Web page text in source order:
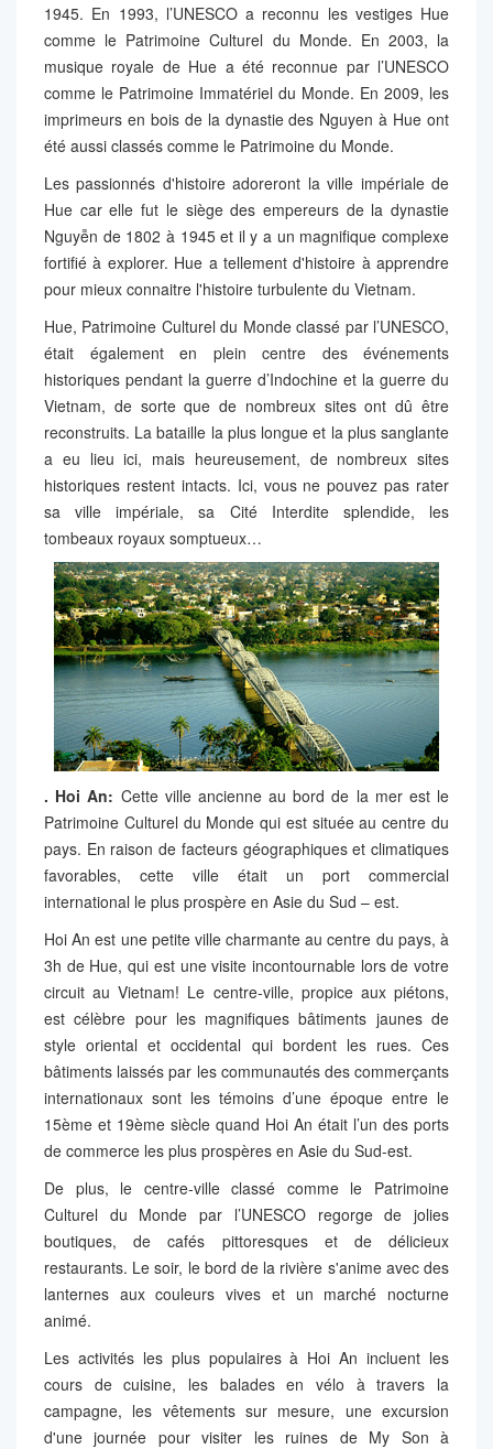
1945. En 1993, l’UNESCO a reconnu les vestiges Hue
comme le Patrimoine Culturel du Monde. En 2003, la
musique royale de Hue a été reconnue par l’UNESCO
comme le Patrimoine Immatériel du Monde. En 2009, les
imprimeurs en bois de la dynastie des Nguyen à Hue ont
été aussi classés comme le Patrimoine du Monde.
Les passionnés d'histoire adoreront la ville impériale de
Hue car elle fut le siège des empereurs de la dynastie
Nguyễn de 1802 à 1945 et il y a un magnifique complexe
fortifié à explorer. Hue a tellement d'histoire à apprendre
pour mieux connaitre l'histoire turbulente du Vietnam.
Hue, Patrimoine Culturel du Monde classé par l’UNESCO,
était également en plein centre des événements
historiques pendant la guerre d’Indochine et la guerre du
Vietnam, de sorte que de nombreux sites ont dû être
reconstruits. La bataille la plus longue et la plus sanglante
a eu lieu ici, mais heureusement, de nombreux sites
historiques restent intacts. Ici, vous ne pouvez pas rater
sa ville impériale, sa Cité Interdite splendide, les
tombeaux royaux somptueux…
. Hoi An: Cette ville ancienne au bord de la mer est le
Patrimoine Culturel du Monde qui est située au centre du
pays. En raison de facteurs géographiques et climatiques
favorables, cette ville était un port commercial
international le plus prospère en Asie du Sud – est.
Hoi An est une petite ville charmante au centre du pays, à
3h de Hue, qui est une visite incontournable lors de votre
circuit au Vietnam! Le centre-ville, propice aux piétons,
est célèbre pour les magnifiques bâtiments jaunes de
style oriental et occidental qui bordent les rues. Ces
bâtiments laissés par les communautés des commerçants
internationaux sont les témoins d’une époque entre le
15ème et 19ème siècle quand Hoi An était l’un des ports
de commerce les plus prospères en Asie du Sud-est.
De plus, le centre-ville classé comme le Patrimoine
Culturel du Monde par l’UNESCO regorge de jolies
boutiques, de cafés pittoresques et de délicieux
restaurants. Le soir, le bord de la rivière s'anime avec des
lanternes aux couleurs vives et un marché nocturne
animé.
Les activités les plus populaires à Hoi An incluent les
cours de cuisine, les balades en vélo à travers la
campagne, les vêtements sur mesure, une excursion
d'une journée pour visiter les ruines de My Son à